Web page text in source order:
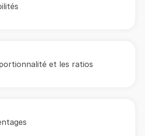
et les ratios